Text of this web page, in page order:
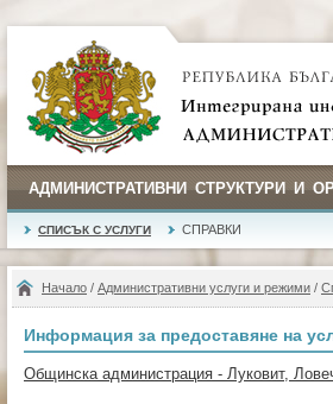
АДМИНИСТРАТИВНИ СТРУКТУРИ И
СПИСЪК С УСЛУГИ СПРАВКИ
Начало / Административни услуги и режими /
Информация за предоставяне на
Общинска администрация - Луковит,